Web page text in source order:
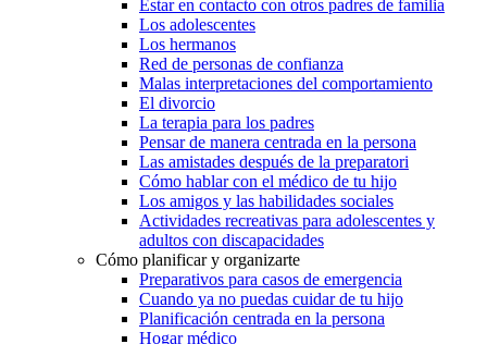
Estar en contacto con otros padres de familia
Los adolescentes
Los hermanos
Red de personas de confianza
Malas interpretaciones del comportamiento
El divorcio
La terapia para los padres
Pensar de manera centrada en la persona
Las amistades después de la preparatori
Cómo hablar con el médico de tu hijo
Los amigos y las habilidades sociales
Actividades recreativas para adolescentes y
adultos con discapacidades
Cómo planificar y organizarte
Preparativos para casos de emergencia
Cuando ya no puedas cuidar de tu hijo
Planificación centrada en la persona
Hogar médico